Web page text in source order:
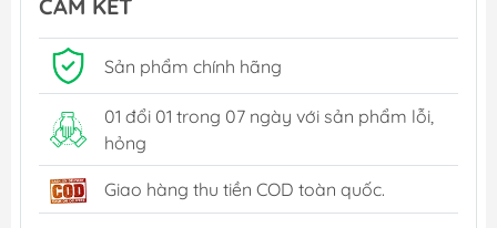
CAM KẾT
Sản phẩm chính hãng
01 đổi 01 trong 07 ngày với sản phẩm lỗi,
hỏng
Giao hàng thu tiền COD toàn quốc.